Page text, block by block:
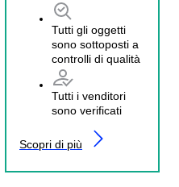
Tutti gli oggetti
sono sottoposti a
controlli di qualità
Tutti i venditori
sono verificati
Scopri di più